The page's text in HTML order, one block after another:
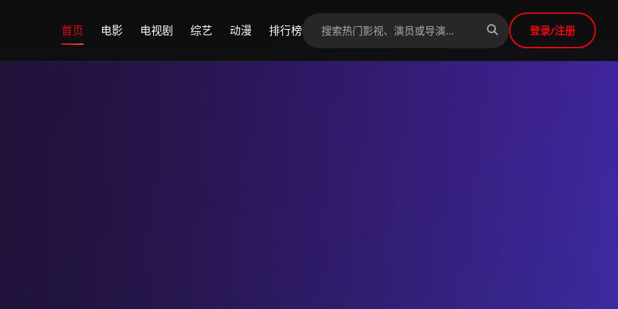
首页 电影 电视剧 综艺 动漫 排行榜 登录/注册